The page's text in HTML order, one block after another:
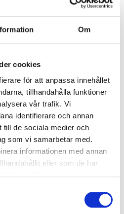
Om
cookies
för att anpassa innehållet
tillhandahålla funktioner
vår trafik. Vi
identifierare och annan
till de sociala medier och
som vi samarbetar med.
informationen med annan
eller som de har
godkänd låsenhet.
75 mm. Levereras med
Atlanta med
ett urval av verktyg. Kan fås
ni cylindrar i likalåsning eller
efterbeställningar på
Habo innesälj eller
och prisuppgifter.